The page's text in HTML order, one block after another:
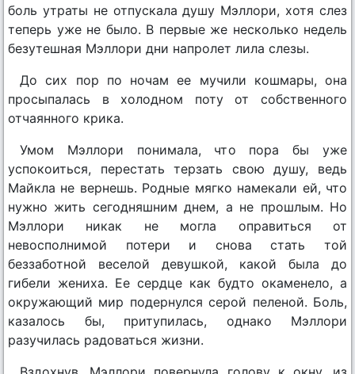
боль утраты не отпускала душу Мэллори, хотя слез
теперь уже не было. В первые же несколько недель
безутешная Мэллори дни напролет лила слезы.
До сих пор по ночам ее мучили кошмары, она
просыпалась в холодном поту от собственного
отчаянного крика.
Умом Мэллори понимала, что пора бы уже
успокоиться, перестать терзать свою душу, ведь
Майкла не вернешь. Родные мягко намекали ей, что
нужно жить сегодняшним днем, а не прошлым. Но
Мэллори никак не могла оправиться от
невосполнимой потери и снова стать той
беззаботной веселой девушкой, какой была до
гибели жениха. Ее сердце как будто окаменело, а
окружающий мир подернулся серой пеленой. Боль,
казалось бы, притупилась, однако Мэллори
разучилась радоваться жизни.